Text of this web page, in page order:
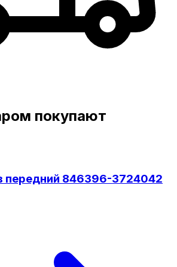
покупают
передний 846396-3724042